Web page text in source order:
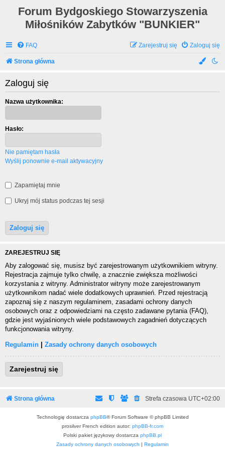
Forum Bydgoskiego Stowarzyszenia
Miłośników Zabytków "BUNKIER"
FAQ Zaloguj się
Zarejestruj się
Strona główna
Zaloguj się
Nazwa użytkownika:
Hasło:
Nie pamiętam hasła
Wyślij ponownie e-mail aktywacyjny
Zapamiętaj mnie
Ukryj mój status podczas tej sesji
ZAREJESTRUJ SIĘ
Aby zalogować się, musisz być zarejestrowanym użytkownikiem witryny.
Rejestracja zajmuje tylko chwilę, a znacznie zwiększa możliwości
korzystania z witryny. Administrator witryny może zarejestrowanym
użytkownikom nadać wiele dodatkowych uprawnień. Przed rejestracją
zapoznaj się z naszym regulaminem, zasadami ochrony danych
osobowych oraz z odpowiedziami na często zadawane pytania (FAQ),
gdzie jest wyjaśnionych wiele podstawowych zagadnień dotyczących
funkcjonowania witryny.
Regulamin Zasady ochrony danych osobowych
Zarejestruj się
Strona główna Strefa czasowa UTC+02:00
Technologię dostarcza phpBB® Forum Software © phpBB Limited
prosilver French edition autor: phpBB-fr.com
Polski pakiet językowy dostarcza phpBB.pl
Zasady ochrony danych osobowych
Regulamin